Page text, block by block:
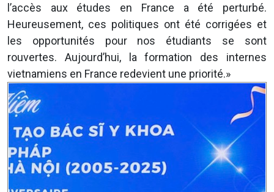
l’accès aux études en France a été perturbé.
Heureusement, ces politiques ont été corrigées et
les opportunités pour nos étudiants se sont
rouvertes. Aujourd’hui, la formation des internes
vietnamiens en France redevient une priorité.»